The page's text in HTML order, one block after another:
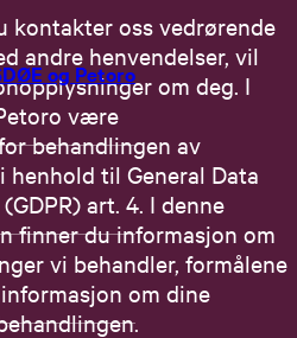
og Petoro
kontakter oss vedrørende
andre henvendelser, vil
om deg. I
være
behandlingen av
henhold til General Data
art. 4. I denne
finner du informasjon om
vi behandler, formålene
om dine